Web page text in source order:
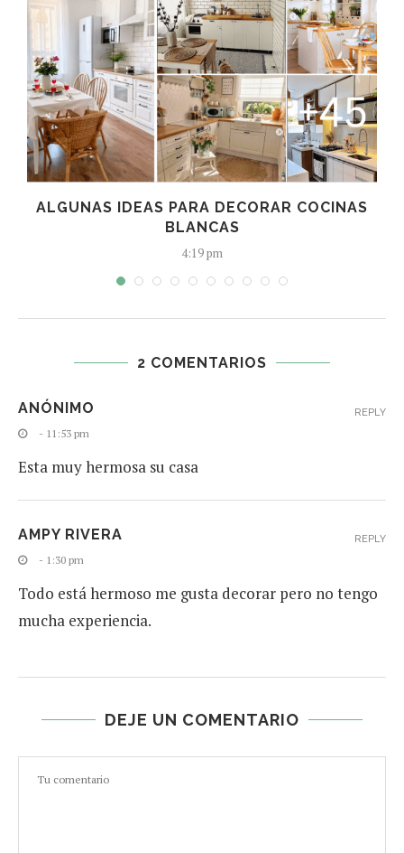
ALGUNAS IDEAS PARA DECORAR COCINAS
BLANCAS
4:19 pm
2 COMENTARIOS
ANÓNIMO
- 11:53 pm
Esta muy hermosa su casa
REPLY
AMPY RIVERA
- 1:30 pm
Todo está hermoso me gusta decorar pero no tengo
mucha experiencia.
REPLY
DEJE UN COMENTARIO